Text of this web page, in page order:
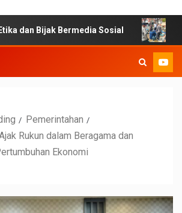
Bermedia Sosial Kekeringan
Pemerintahan
Rukun dalam Beragama dan
Ekonomi